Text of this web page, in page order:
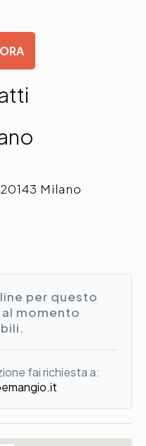
Milano
per questo
momento
fai richiesta a: